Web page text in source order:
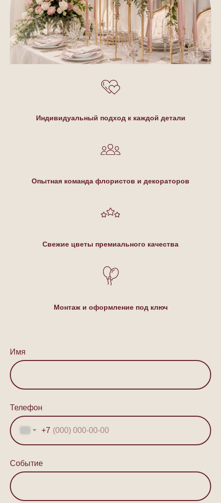
Индивидуальный подход к каждой детали
Опытная команда флористов и декораторов
Свежие цветы премиального качества
Монтаж и оформление под ключ
Имя
Телефон
+7
Событие